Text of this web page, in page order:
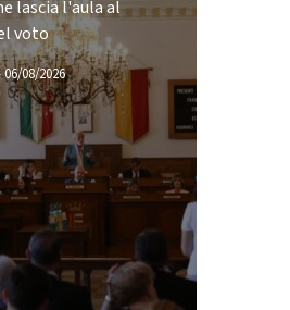
lascia l'aula al
voto
06/08/2026